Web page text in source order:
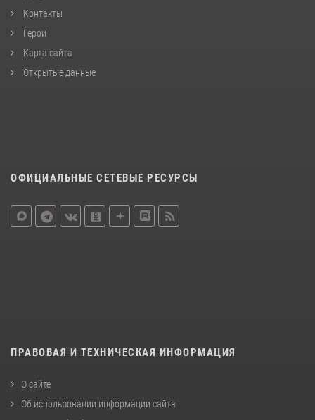
Контакты
Герои
Карта сайта
Открытые данные
ОФИЦИАЛЬНЫЕ СЕТЕВЫЕ РЕСУРСЫ
ПРАВОВАЯ И ТЕХНИЧЕСКАЯ ИНФОРМАЦИЯ
О сайте
Об использовании информации сайта